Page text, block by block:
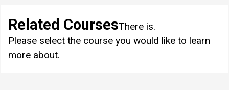
Related CoursesThere is.
Please select the course you would like to learn
more about.